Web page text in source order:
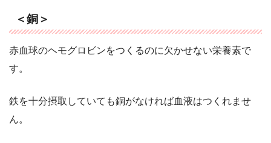
＜銅＞
赤血球のヘモグロビンをつくるのに欠かせない栄養素で
す。
鉄を十分摂取していても銅がなければ血液はつくれませ
ん。